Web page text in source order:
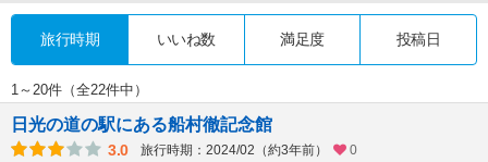
旅行時期 いいね数 満足度 投稿日
1～20件（全22件中）
日光の道の駅にある船村徹記念館
3.0 旅行時期：2024/02（約3年前）
0